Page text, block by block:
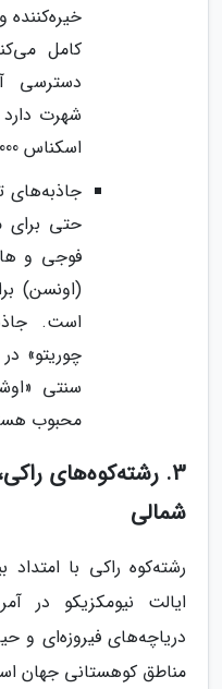
خیره‌کننده
کامل
دسترسی
شهرت
اسکناس 1000 ینی ژاپن نقش بسته است.
جاذبه‌های
حتی برای
فوجی و
(اونسن)
است.
چوریتو»
سنتی
محبوب
3. رشته‌کوه‌های
شمالی
ایالت نیومکزیکو در
دریاچه‌های فیروزه‌ای و
مناطق کوهستانی جهان